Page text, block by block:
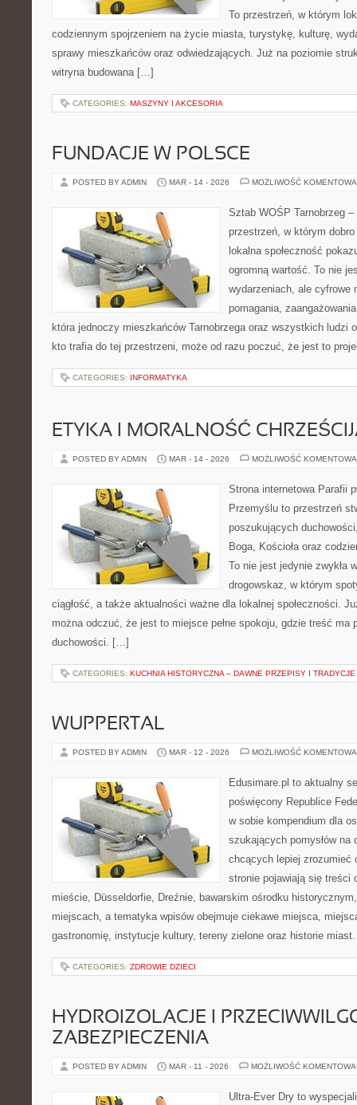
To przestrzeń, w którym
codziennym spojrzeniem na życie miasta, turystykę, kulturę,
sprawy mieszkańców oraz odwiedzających. Już na poziomie
witryna budowana […]
CATEGORIES: MASZYNY I AKCESORIA
FUNDACJE W POLSCE
POSTED BY ADMIN MAR - 14 - 2026 MOŻLIWOŚĆ
Sztab WOŚP Tarnobrzeg
przestrzeń, w którym
lokalna społeczność
ogromną wartość. To nie
wydarzeniach, ale cyfrowe
pomagania,
która jednoczy mieszkańców Tarnobrzega oraz wszystkich ludzi
kto trafia do tej przestrzeni, może od razu poczuć, że jest to
CATEGORIES: INFORMATYKA
ETYKA I MORALNOŚĆ
POSTED BY ADMIN MAR - 14 - 2026 MOŻLIWOŚĆ
Strona internetowa Parafii
Przemyślu to przestrzeń
poszukujących
Boga, Kościoła oraz
To nie jest jedynie zwykła
drogowskaz, w którym
ciągłość, a także aktualności ważne dla lokalnej społeczności.
można odczuć, że jest to miejsce pełne spokoju, gdzie treść ma
duchowości. […]
CATEGORIES: KUCHNIA HISTORYCZNA – DAWNE PRZEPISY I TRADYCJE
WUPPERTAL
POSTED BY ADMIN MAR - 12 - 2026 MOŻLIWOŚĆ
Edusimare.pl to aktualny
poświęcony Republice
w sobie kompendium dla
szukających pomysłów
chcących lepiej zrozumieć
stronie pojawiają się treści
mieście, Düsseldorfie, Dreźnie, bawarskim ośrodku
miejscach, a tematyka wpisów obejmuje ciekawe miejsca,
gastronomię, instytucje kultury, tereny zielone oraz historie
CATEGORIES: ZDROWIE DZIECI
HYDROIZOLACJE I
ZABEZPIECZENIA
POSTED BY ADMIN MAR - 11 - 2026 MOŻLIWOŚĆ
Ultra-Ever Dry to